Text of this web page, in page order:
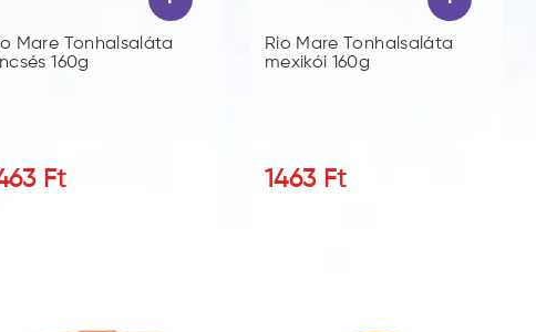
Mare Tonhalsaláta
160g
Ft
Rio Mare Tonhalsaláta
mexikói 160g
1463Ft